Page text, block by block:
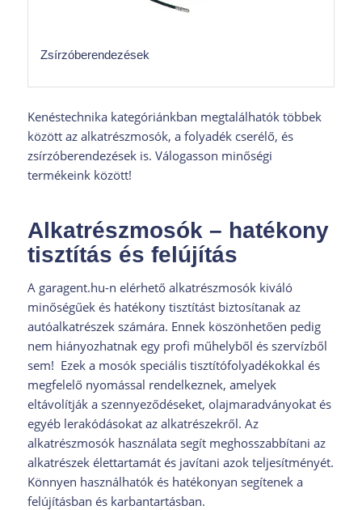
Zsírzóberendezések
Kenéstechnika kategóriánkban megtalálhatók többek
között az alkatrészmosók, a folyadék cserélő, és
zsírzóberendezések is. Válogasson minőségi
termékeink között!
Alkatrészmosók – hatékony
tisztítás és felújítás
A garagent.hu-n elérhető alkatrészmosók kiváló
minőségűek és hatékony tisztítást biztosítanak az
autóalkatrészek számára. Ennek köszönhetően pedig
nem hiányozhatnak egy profi műhelyből és szervízből
sem! Ezek a mosók speciális tisztítófolyadékokkal és
megfelelő nyomással rendelkeznek, amelyek
eltávolítják a szennyeződéseket, olajmaradványokat és
egyéb lerakódásokat az alkatrészekről. Az
alkatrészmosók használata segít meghosszabbítani az
alkatrészek élettartamát és javítani azok teljesítményét.
Könnyen használhatók és hatékonyan segítenek a
felújításban és karbantartásban.